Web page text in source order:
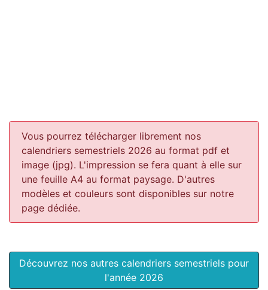
Vous pourrez télécharger librement nos
calendriers semestriels 2026 au format pdf et
image (jpg). L'impression se fera quant à elle sur
une feuille A4 au format paysage. D'autres
modèles et couleurs sont disponibles sur notre
page dédiée.
Découvrez nos autres calendriers semestriels pour
l'année 2026